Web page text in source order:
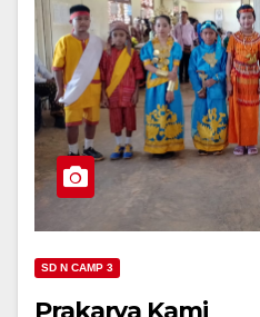
SD N CAMP 3
Prakarya Kami